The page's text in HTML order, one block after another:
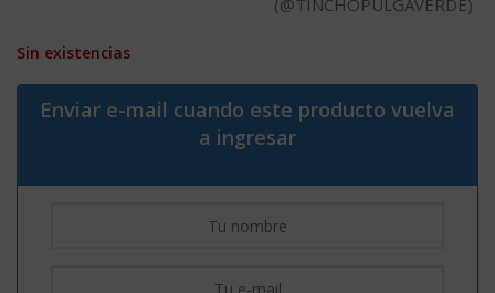
(@TINCHOPULGAVERDE)
Sin existencias
Enviar e-mail cuando este producto vuelva
a ingresar